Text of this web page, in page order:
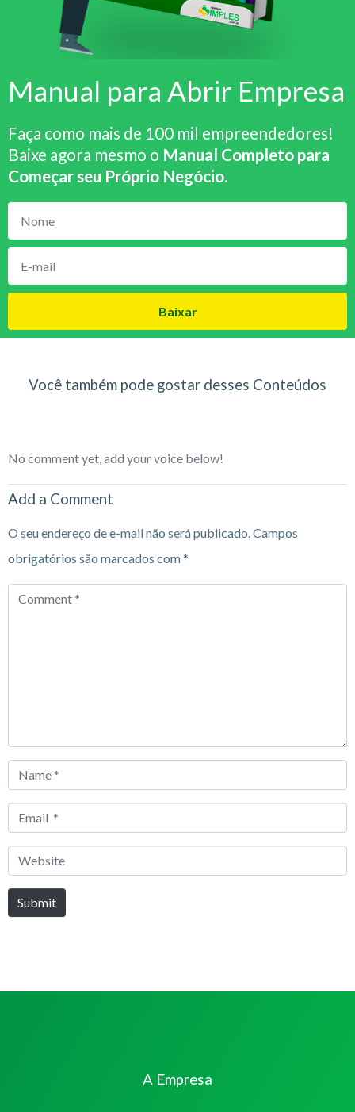
Manual para Abrir Empresa
Faça como mais de 100 mil empreendedores!
Baixe agora mesmo o Manual Completo para
Começar seu Próprio Negócio.
Baixar
Você também pode gostar desses Conteúdos
No comment yet, add your voice below!
Add a Comment
O seu endereço de e-mail não será publicado.Campos
obrigatórios são marcados com*
Comment
Name
Email
Website
Submit
A Empresa